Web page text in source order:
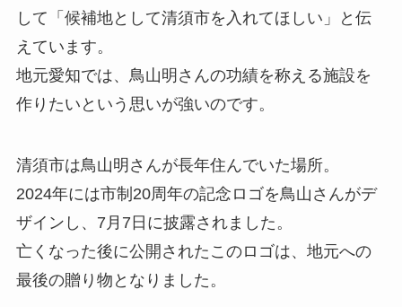
して「候補地として清須市を入れてほしい」と伝
えています。
地元愛知では、鳥山明さんの功績を称える施設を
作りたいという思いが強いのです。
清須市は鳥山明さんが長年住んでいた場所。
2024年には市制20周年の記念ロゴを鳥山さんがデ
ザインし、7月7日に披露されました。
亡くなった後に公開されたこのロゴは、地元への
最後の贈り物となりました。